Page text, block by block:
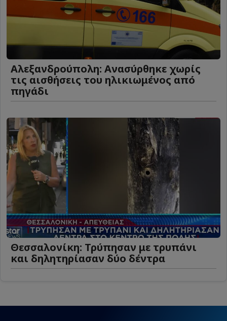
Αλεξανδρούπολη: Ανασύρθηκε χωρίς
τις αισθήσεις του ηλικιωμένος από
πηγάδι
Θεσσαλονίκη: Τρύπησαν με τρυπάνι
και δηλητηρίασαν δύο δέντρα